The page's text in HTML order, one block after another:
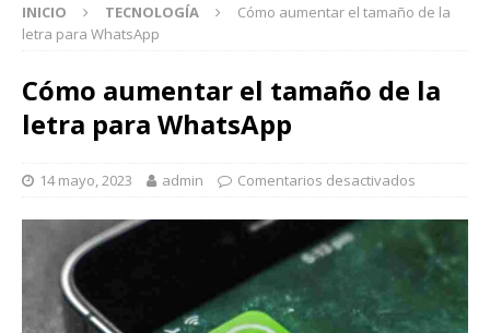
INICIO TECNOLOGÍA
Cómo aumentar el tamaño de la
letra para WhatsApp
Cómo aumentar el tamaño de la
letra para WhatsApp
14 mayo, 2023 admin Comentarios desactivados